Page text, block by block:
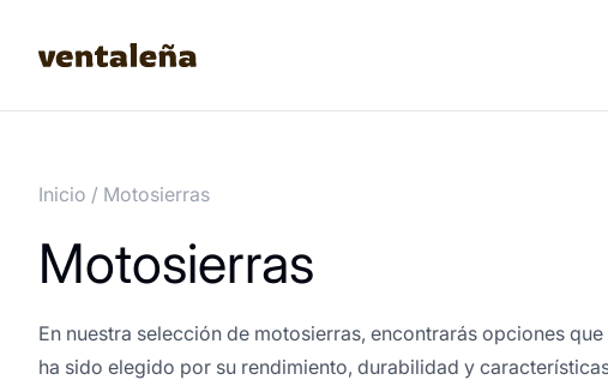
Inicio / Motosierras
Motosierras
En nuestra selección de motosierras, encontrarás opciones
ha sido elegido por su rendimiento, durabilidad y